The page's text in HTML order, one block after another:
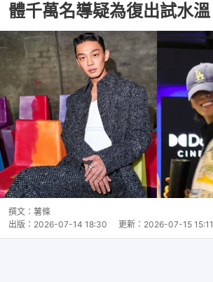
體千萬名導疑為復出試水溫
撰文： 薯條
出版： 2026-07-14 18:30 更新： 2026-07-15 15:11